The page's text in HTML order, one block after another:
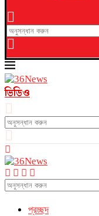
ভিডিও
প্রচ্ছদ